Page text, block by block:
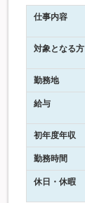
仕事内容
対象となる方
勤務地
給与
初年度年収
勤務時間
休日・休暇